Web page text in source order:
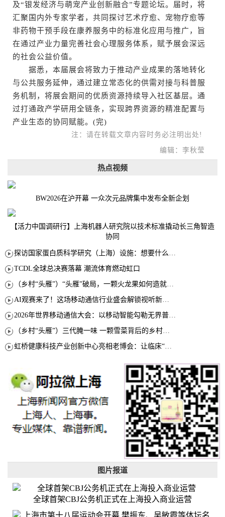
及“银发经济与萌宠产业创新融合”专题论坛。届时，将
汇聚国内外专家学者，共同探讨艺术疗愈、宠物疗愈等
非药物干预手段在康养服务中的标准化应用与推广，旨
在通过产业力量完善社会心理服务体系，赋予展会深远
的社会公益价值。
据悉，本届展会将致力于推动产业成果的落地转化
与公共服务延伸，通过建立常态化的供需对接与科普服
务机制，将展会期间的优质资源持续导入社区基层。通
过打通政产学研用全链条，实现跨界资源的精准配置与
产业生态的协同赋能。(完)
注：请在转载文章内容时务必注明出处!
编辑：李秋莹
热点视频
BW2026在沪开幕 一众次元品牌集中发布全新企划
【活力中国调研行】上海机器人研究院以技术标准撬动长三角智造
协同
探访国家蛋白质科学研究（上海）设施：想要什么蛋白 AI直接设计合成
TCDL全球总决赛落幕 潮流体育燃动虹口
（乡村“头雁”）“头雁”破局，一颗火龙果如何造就沪上乡村特色产业化路径
AI观赛来了！这场移动通信行业盛会解锁视听新玩法
2026年世界移动通信大会：以移动智能勾勒无界普惠新愿景
（乡村“头雁”）三代腌一味 一颗雪菜背后的乡村致富经
虹桥健康科技产业创新中心亮相老博会：让临床“需求”定义银发经济新生态
图片报道
全球首架CBJ公务机正式在上海投入商业运营